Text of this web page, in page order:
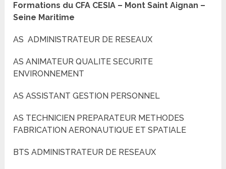
Formations du CFA CESIA – Mont Saint Aignan –
Seine Maritime
AS ADMINISTRATEUR DE RESEAUX
AS ANIMATEUR QUALITE SECURITE
ENVIRONNEMENT
AS ASSISTANT GESTION PERSONNEL
AS TECHNICIEN PREPARATEUR METHODES
FABRICATION AERONAUTIQUE ET SPATIALE
BTS ADMINISTRATEUR DE RESEAUX